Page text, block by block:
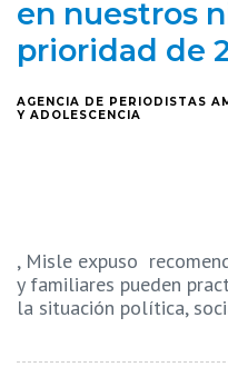
en nuestros
prioridad de
AGENCIA DE PERIODISTAS
Y ADOLESCENCIA
, Misle expuso
y familiares pueden
la situación política,